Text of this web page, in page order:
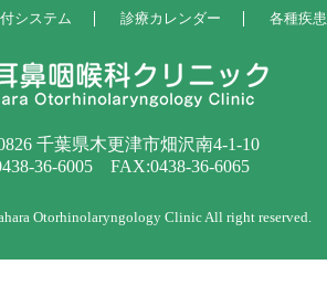
システム 診療カレンダー 各種疾患
千葉県木更津市畑沢南4-1-10
36-6005 FAX:0438-36-6065
Otorhinolaryngology Clinic All right reserved.